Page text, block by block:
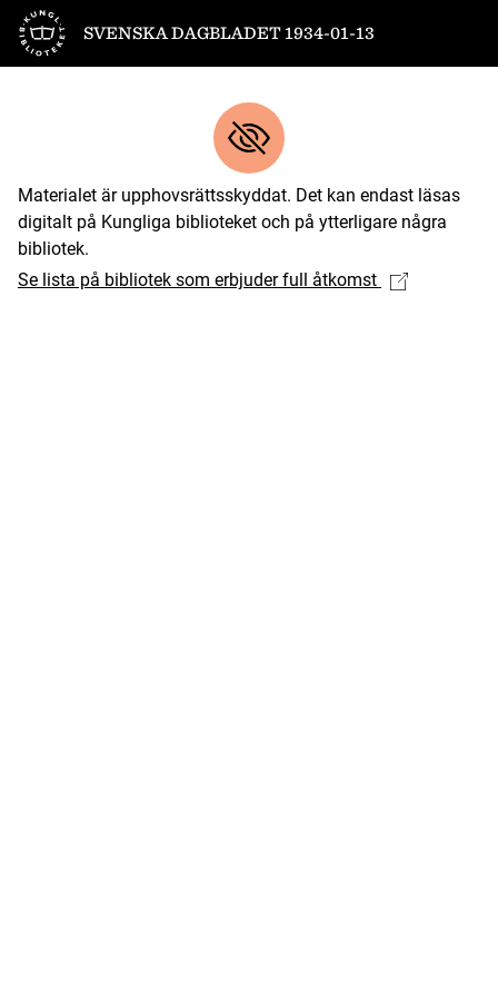
Till startsidan
SVENSKA DAGBLADET 1934-01-13
Materialet är upphovsrättsskyddat. Det kan endast läsas
digitalt på Kungliga biblioteket och på ytterligare några
bibliotek.
Se lista på bibliotek som erbjuder full åtkomst